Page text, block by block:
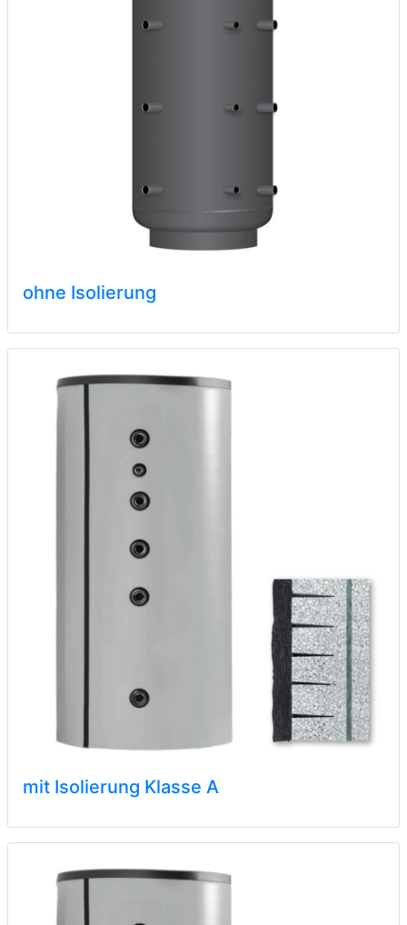
ohne Isolierung
mit Isolierung Klasse A